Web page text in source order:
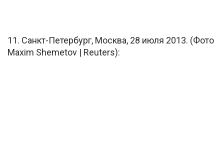
11. Санкт-Петербург, Москва, 28 июля 2013. (Фото
Maxim Shemetov | Reuters):